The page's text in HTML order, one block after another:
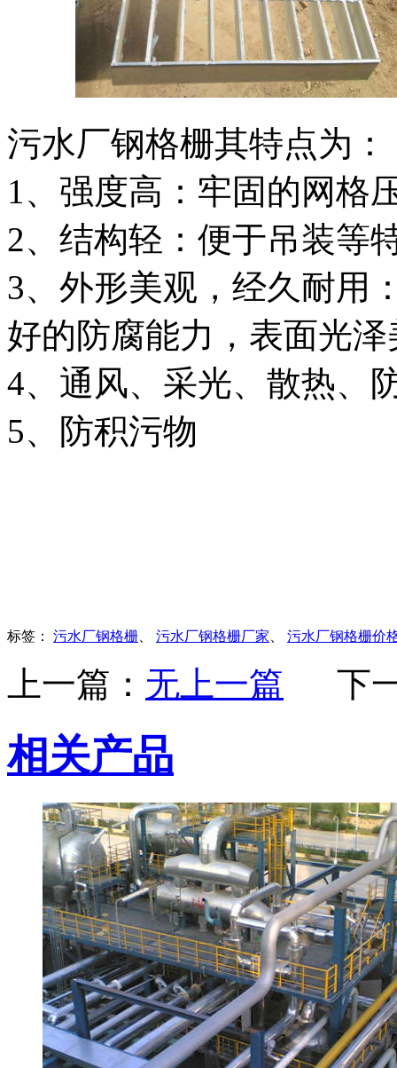
污水厂钢格栅其特点为：
1、强度高：牢固的网格
2、结构轻：便于吊装等
3、外形美观，经久耐用
好的防腐能力，表面光泽
4、通风、采光、散热、
5、防积污物
标签： 污水厂钢格栅、 污水厂钢格栅厂家、 污水厂钢格栅价
上一篇： 无上一篇 下
相关产品